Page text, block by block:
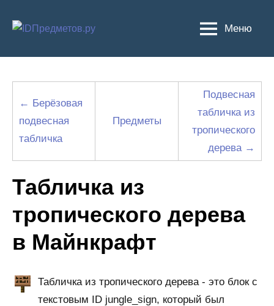
Меню
← Берёзовая
подвесная
табличка
Предметы
Подвесная
табличка из
тропического
дерева →
Табличка из
тропического дерева
в Майнкрафт
Табличка из тропического дерева - это блок с
текстовым ID jungle_sign, который был